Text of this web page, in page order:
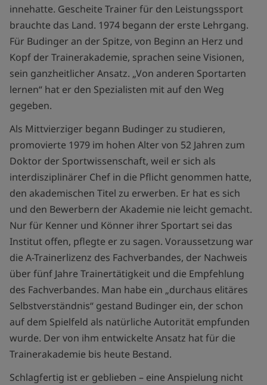
innehatte. Gescheite Trainer für den Leistungssport
brauchte das Land. 1974 begann der erste Lehrgang.
Für Budinger an der Spitze, von Beginn an Herz und
Kopf der Trainerakademie, sprachen seine Visionen,
sein ganzheitlicher Ansatz. „Von anderen Sportarten
lernen“ hat er den Spezialisten mit auf den Weg
gegeben.
Als Mittvierziger begann Budinger zu studieren,
promovierte 1979 im hohen Alter von 52 Jahren zum
Doktor der Sportwissenschaft, weil er sich als
interdisziplinärer Chef in die Pflicht genommen hatte,
den akademischen Titel zu erwerben. Er hat es sich
und den Bewerbern der Akademie nie leicht gemacht.
Nur für Kenner und Könner ihrer Sportart sei das
Institut offen, pflegte er zu sagen. Voraussetzung war
die A-Trainerlizenz des Fachverbandes, der Nachweis
über fünf Jahre Trainertätigkeit und die Empfehlung
des Fachverbandes. Man habe ein „durchaus elitäres
Selbstverständnis“ gestand Budinger ein, der schon
auf dem Spielfeld als natürliche Autorität empfunden
wurde. Der von ihm entwickelte Ansatz hat für die
Trainerakademie bis heute Bestand.
Schlagfertig ist er geblieben – eine Anspielung nicht